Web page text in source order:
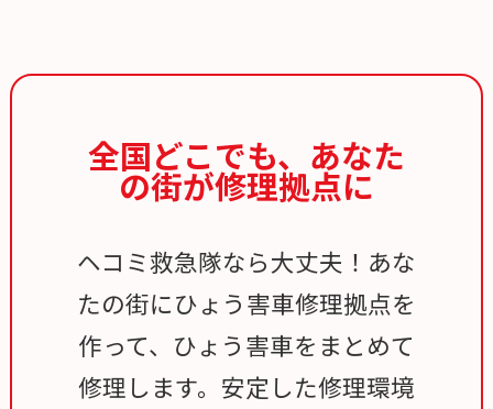
全国どこでも、 あなた
の街が修理拠点に
ヘコミ救急隊なら大丈夫！あな
たの街にひょう害車修理拠点を
作って、ひょう害車をまとめて
修理します。安定した修理環境